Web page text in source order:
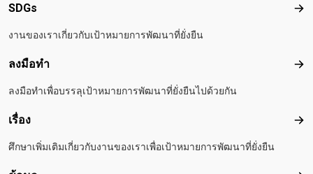
SDGs
งานของเราเกี่ยวกับเป้าหมายการพัฒนาที่ยั่งยืน
ลงมือทำ ลง
ลงมือทำเพื่อบรรลุเป้าหมายการพัฒนาที่ยั่งยืนไปด้วยกัน
เรื่อง เรื่อ
ศึกษาเพิ่มเติมเกี่ยวกับงานของเราเพื่อเป้าหมายการพัฒนาที่ยั่งยืน